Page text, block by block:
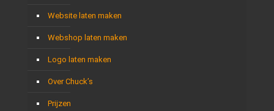
Website laten maken
Webshop laten maken
Logo laten maken
Over Chuck’s
Prijzen